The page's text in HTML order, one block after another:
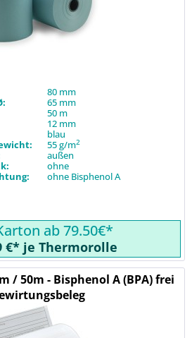
80 mm
65 mm
50 m
12 mm
blau
55 g/m2
außen
ohne
ohne Bisphenol A
ab 79.50€*
€* je Thermorolle
/ 50m - Bisphenol A (BPA) frei